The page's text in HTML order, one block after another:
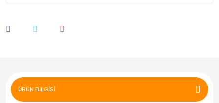
ÜRÜN BILGISI